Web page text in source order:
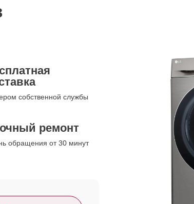
собственной службы
ремонт
обращения от 30 минут